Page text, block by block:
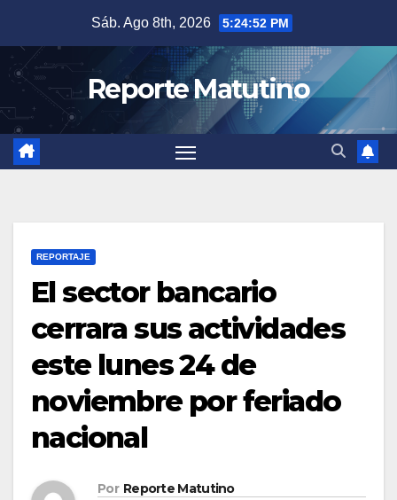
contenido
Sáb. Ago 8th, 2026 5:24:53 PM
Reporte Matutino
REPORTAJE
El sector bancario
cerrara sus actividades
este lunes 24 de
noviembre por feriado
nacional
Por Reporte Matutino